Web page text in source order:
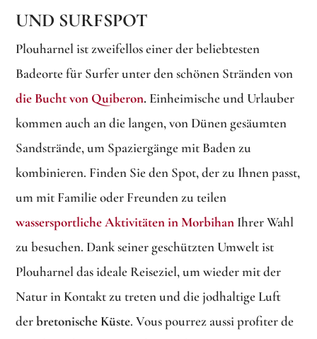
UND SURFSPOT
Plouharnel ist zweifellos einer der beliebtesten
Badeorte für Surfer unter den schönen Stränden von
die Bucht von Quiberon. Einheimische und Urlauber
kommen auch an die langen, von Dünen gesäumten
Sandstrände, um Spaziergänge mit Baden zu
kombinieren. Finden Sie den Spot, der zu Ihnen passt,
um mit Familie oder Freunden zu teilen
wassersportliche Aktivitäten in Morbihan Ihrer Wahl
zu besuchen. Dank seiner geschützten Umwelt ist
Plouharnel das ideale Reiseziel, um wieder mit der
Natur in Kontakt zu treten und die jodhaltige Luft
derbretonische Küste. Vous pourrez aussi profiter de